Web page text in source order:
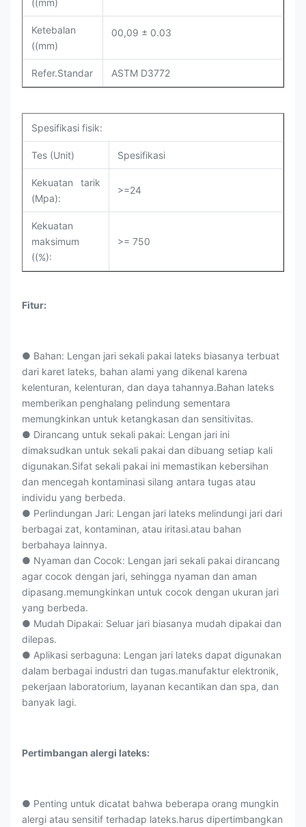
((mm)
Ketebalan
((mm)
00,09 ± 0.03
Refer.Standar ASTM D3772
Spesifikasi fisik:
Tes (Unit) Spesifikasi
Kekuatan tarik
(Mpa):
>=24
Kekuatan
maksimum
((%):
>= 750
Fitur:
● Bahan: Lengan jari sekali pakai lateks biasanya terbuat
dari karet lateks, bahan alami yang dikenal karena
kelenturan, kelenturan, dan daya tahannya.Bahan lateks
memberikan penghalang pelindung sementara
memungkinkan untuk ketangkasan dan sensitivitas.
● Dirancang untuk sekali pakai: Lengan jari ini
dimaksudkan untuk sekali pakai dan dibuang setiap kali
digunakan.Sifat sekali pakai ini memastikan kebersihan
dan mencegah kontaminasi silang antara tugas atau
individu yang berbeda.
● Perlindungan Jari: Lengan jari lateks melindungi jari dari
berbagai zat, kontaminan, atau iritasi.atau bahan
berbahaya lainnya.
● Nyaman dan Cocok: Lengan jari sekali pakai dirancang
agar cocok dengan jari, sehingga nyaman dan aman
dipasang.memungkinkan untuk cocok dengan ukuran jari
yang berbeda.
● Mudah Dipakai: Seluar jari biasanya mudah dipakai dan
dilepas.
● Aplikasi serbaguna: Lengan jari lateks dapat digunakan
dalam berbagai industri dan tugas.manufaktur elektronik,
pekerjaan laboratorium, layanan kecantikan dan spa, dan
banyak lagi.
Pertimbangan alergi lateks:
● Penting untuk dicatat bahwa beberapa orang mungkin
alergi atau sensitif terhadap lateks.harus dipertimbangkan